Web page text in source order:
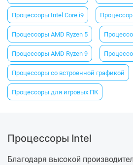
Процессоры Intel Core i9
Процессоры AMD Ryzen 5
Процессоры AMD Ryzen 9
Процессоры со встроенной графикой
Процессоры для игровых ПК
Процессоры Intel
Благодаря высокой